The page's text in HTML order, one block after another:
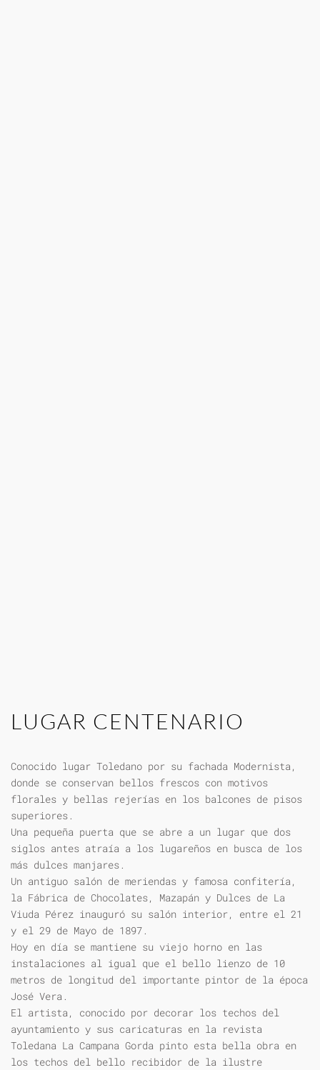
LUGAR CENTENARIO
Conocido lugar Toledano por su fachada Modernista,
donde se conservan bellos frescos con motivos
florales y bellas rejerías en los balcones de pisos
superiores.
Una pequeña puerta que se abre a un lugar que dos
siglos antes atraía a los lugareños en busca de los
más dulces manjares.
Un antiguo salón de meriendas y famosa confitería,
la Fábrica de Chocolates, Mazapán y Dulces de La
Viuda Pérez inauguró su salón interior, entre el 21
y el 29 de Mayo de 1897.
Hoy en día se mantiene su viejo horno en las
instalaciones al igual que el bello lienzo de 10
metros de longitud del importante pintor de la época
José Vera.
El artista, conocido por decorar los techos del
ayuntamiento y sus caricaturas en la revista
Toledana La Campana Gorda pinto esta bella obra en
los techos del bello recibidor de la ilustre